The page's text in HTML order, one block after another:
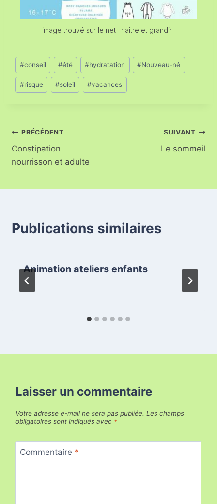
image trouvé sur le net "naître et grandir"
#conseil #été #hydratation #Nouveau-né
#risque #soleil #vacances
PRÉCÉDENT
Constipation
nourrisson et adulte
SUIVANT
Le sommeil
Publications similaires
Animation ateliers enfants
Laisser un commentaire
Votre adresse e-mail ne sera pas publiée. Les champs
obligatoires sont indiqués avec *
Commentaire *